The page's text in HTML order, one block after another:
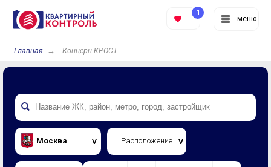
меню
1
Главная Концерн КРОСТ
Москва Расположение